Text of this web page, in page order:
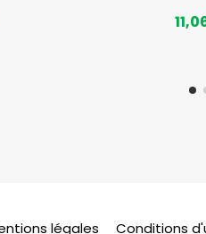
légales Conditions